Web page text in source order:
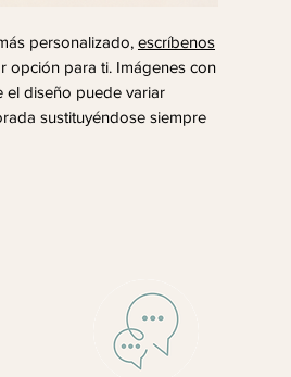
personalizado, escríbenos
opción para ti. Imágenes con
el diseño puede variar
sustituyéndose siempre